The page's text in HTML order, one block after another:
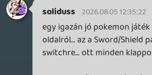
A következő Arceusnál már voltak ilyan
olyan bugok.... a Scarlet/violetet meg nem
is melítem..
Gergo89 2026.08.05 12:30:05